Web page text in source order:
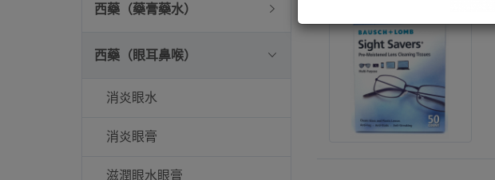
西藥（藥膏藥水）
西藥（眼耳鼻喉）
消炎眼水
消炎眼膏
滋潤眼水眼膏